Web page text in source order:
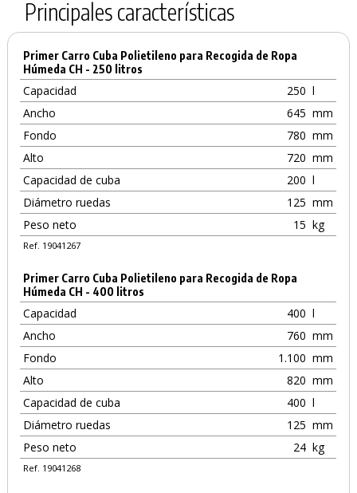
Principales características
Primer Carro Cuba Polietileno para Recogida de Ropa
Húmeda CH - 250 litros
Capacidad 250 l
Ancho
645 mm
Fondo
780 mm
Alto
720 mm
Capacidad de cuba
200 l
Diámetro ruedas
125 mm
Peso neto
15 kg
Ref. 19041267
Primer Carro Cuba Polietileno para Recogida de Ropa
Húmeda CH - 400 litros
Capacidad 400 l
Ancho
760 mm
Fondo
1.100 mm
Alto
820 mm
Capacidad de cuba
400 l
Diámetro ruedas
125 mm
Peso neto
24 kg
Ref. 19041268